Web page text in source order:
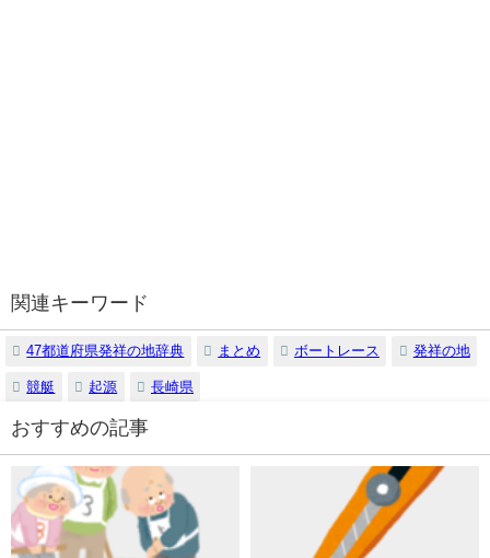
関連キーワード
47都道府県発祥の地辞典 まとめ ボートレース 発祥の地
競艇 起源 長崎県
おすすめの記事